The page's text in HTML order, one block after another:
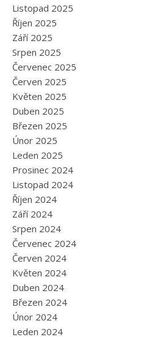
Listopad 2025
Říjen 2025
Září 2025
Srpen 2025
Červenec 2025
Červen 2025
Květen 2025
Duben 2025
Březen 2025
Únor 2025
Leden 2025
Prosinec 2024
Listopad 2024
Říjen 2024
Září 2024
Srpen 2024
Červenec 2024
Červen 2024
Květen 2024
Duben 2024
Březen 2024
Únor 2024
Leden 2024